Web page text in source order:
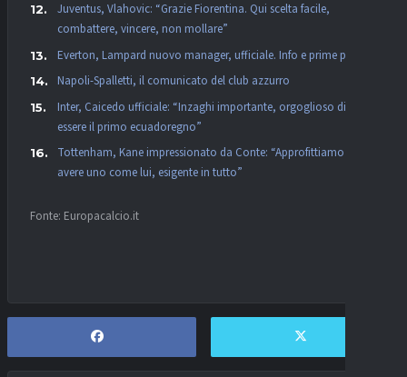
Juventus, Vlahovic: “Grazie Fiorentina. Qui scelta facile,
combattere, vincere, non mollare”
Everton, Lampard nuovo manager, ufficiale. Info e prime parole
Napoli-Spalletti, il comunicato del club azzurro
Inter, Caicedo ufficiale: “Inzaghi importante, orgoglioso di
essere il primo ecuadoregno”
Tottenham, Kane impressionato da Conte: “Approfittiamo di
avere uno come lui, esigente in tutto”
Fonte: Europacalcio.it